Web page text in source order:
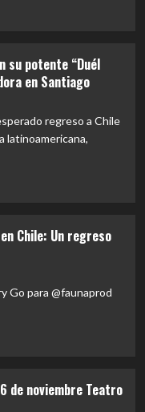
su potente “Duél
en Santiago
regreso a Chile
latinoamericana,
en Chile: Un regreso
Go para @faunaprod
de noviembre Teatro